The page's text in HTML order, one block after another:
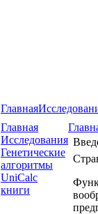
Главная
Главная
Исследования
Генетические
алгоритмы
UniCalc
книги